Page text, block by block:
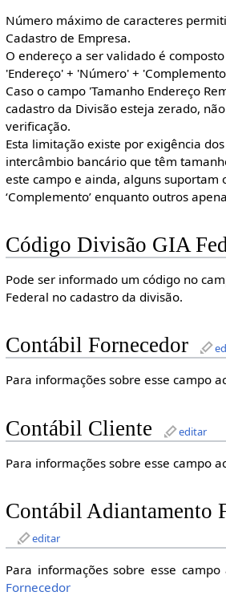
Número máximo de caracteres
Cadastro de Empresa.
O endereço a ser validado é
'Endereço' + 'Número' +
Caso o campo 'Tamanho Endereço
cadastro da Divisão esteja zerado,
verificação.
Esta limitação existe por exigência dos
intercâmbio bancário que têm
este campo e ainda, alguns suportam
‘Complemento’ enquanto outros
Código Divisão GIA
Pode ser informado um código no
Federal no cadastro da divisão.
Contábil Fornecedor
Para informações sobre esse campo
Contábil Cliente editar
Para informações sobre esse campo
Contábil Adiantamento
editar
Para informações sobre esse
Fornecedor